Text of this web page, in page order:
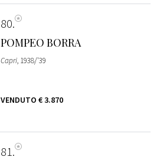
80
POMPEO BORRA
Capri, 1938/'39
VENDUTO € 3.870
81